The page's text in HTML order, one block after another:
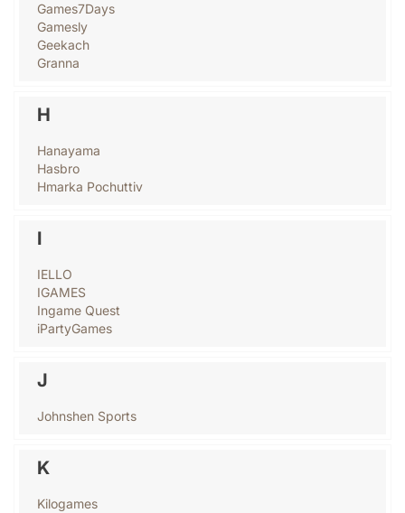
Games7Days
Gamesly
Geekach
Granna
H
Hanayama
Hasbro
Hmarka Pochuttiv
I
IELLO
IGAMES
Ingame Quest
iPartyGames
J
Johnshen Sports
K
Kilogames